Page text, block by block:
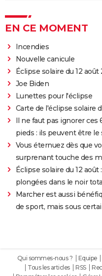
EN CE MOMENT
Incendies
Nouvelle canicule
Éclipse solaire du 12 août
Joe Biden
Lunettes pour l'éclipse
Carte de l'éclipse solaire
Il ne faut pas ignorer
pieds : ils peuvent être
Vous éternuez dès que
surprenant touche des
Éclipse solaire du 12
plongées dans le noir
Marcher est aussi
de sport, mais sous
Qui sommes-nous ? Equipe
Tous les articles
RSS